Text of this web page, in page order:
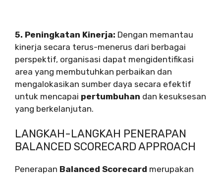
5. Peningkatan Kinerja: Dengan memantau
kinerja secara terus-menerus dari berbagai
perspektif, organisasi dapat mengidentifikasi
area yang membutuhkan perbaikan dan
mengalokasikan sumber daya secara efektif
untuk mencapai pertumbuhan dan kesuksesan
yang berkelanjutan.
LANGKAH-LANGKAH PENERAPAN
BALANCED SCORECARD APPROACH
Penerapan Balanced Scorecard merupakan